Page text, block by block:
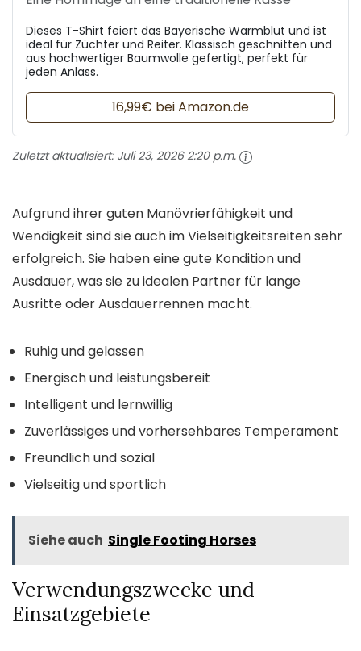
Dieses T-Shirt feiert das Bayerische Warmblut und ist
ideal für Züchter und Reiter. Klassisch geschnitten und
aus hochwertiger Baumwolle gefertigt, perfekt für
jeden Anlass.
16,99€ bei Amazon.de
Zuletzt aktualisiert: Juli 23, 2026 2:20 p.m.
Aufgrund ihrer guten Manövrierfähigkeit und
Wendigkeit sind sie auch im Vielseitigkeitsreiten sehr
erfolgreich. Sie haben eine gute Kondition und
Ausdauer, was sie zu idealen Partner für lange
Ausritte oder Ausdauerrennen macht.
Ruhig und gelassen
Energisch und leistungsbereit
Intelligent und lernwillig
Zuverlässiges und vorhersehbares Temperament
Freundlich und sozial
Vielseitig und sportlich
Siehe auch Single Footing Horses
Verwendungszwecke und
Einsatzgebiete